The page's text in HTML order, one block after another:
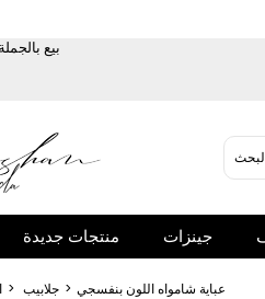
بيع
منتجات جديدة جينزات
جلابيب عباية شامواه اللون بنفسجي